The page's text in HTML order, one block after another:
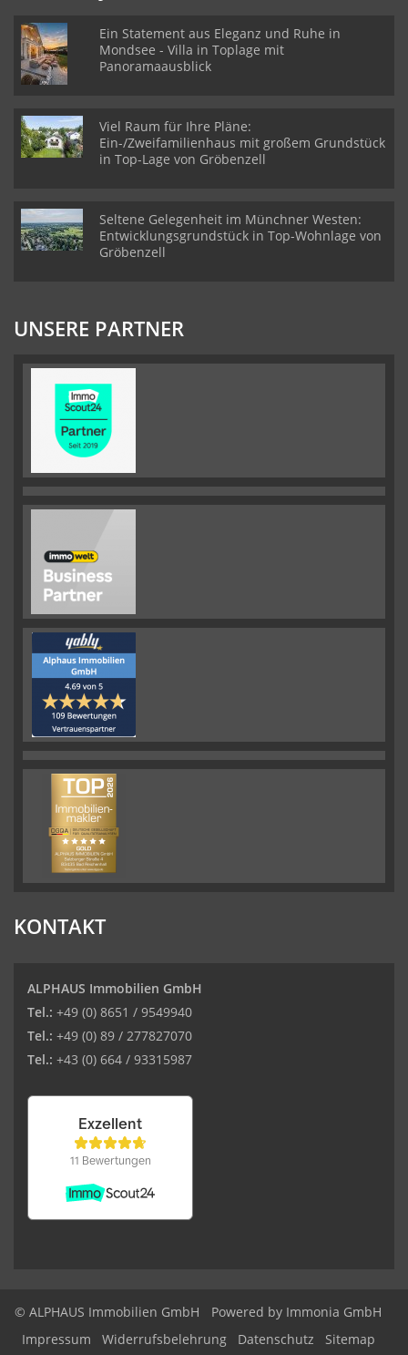
Ein Statement aus Eleganz und Ruhe in
Mondsee - Villa in Toplage mit
Panoramaausblick
Viel Raum für Ihre Pläne:
Ein-/Zweifamilienhaus mit großem Grundstück
in Top-Lage von Gröbenzell
Seltene Gelegenheit im Münchner Westen:
Entwicklungsgrundstück in Top-Wohnlage von
Gröbenzell
UNSERE PARTNER
KONTAKT
ALPHAUS Immobilien GmbH
Tel.: +49 (0) 8651 / 9549940
Tel.: +49 (0) 89 / 277827070
Tel.: +43 (0) 664 / 93315987
© ALPHAUS Immobilien GmbH
Powered by Immonia GmbH
Impressum
Widerrufsbelehrung Datenschutz Sitemap